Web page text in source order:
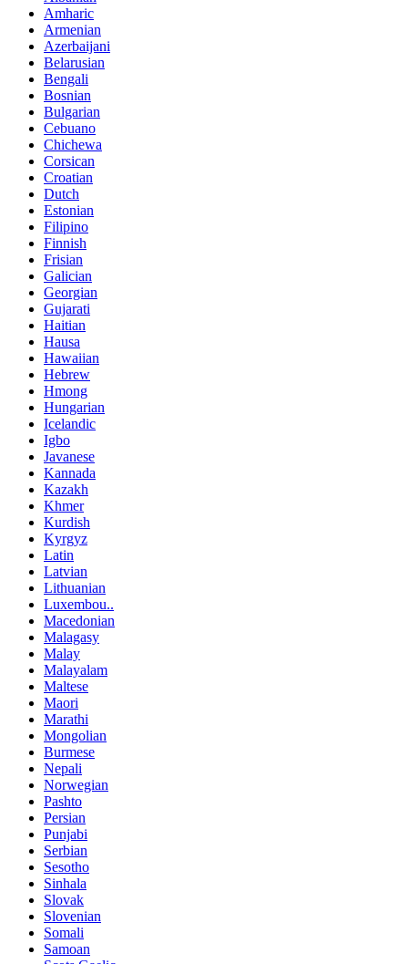
Amharic
Armenian
Azerbaijani
Belarusian
Bengali
Bosnian
Bulgarian
Cebuano
Chichewa
Corsican
Croatian
Dutch
Estonian
Filipino
Finnish
Frisian
Galician
Georgian
Gujarati
Haitian
Hausa
Hawaiian
Hebrew
Hmong
Hungarian
Icelandic
Igbo
Javanese
Kannada
Kazakh
Khmer
Kurdish
Kyrgyz
Latin
Latvian
Lithuanian
Luxembou..
Macedonian
Malagasy
Malay
Malayalam
Maltese
Maori
Marathi
Mongolian
Burmese
Nepali
Norwegian
Pashto
Persian
Punjabi
Serbian
Sesotho
Sinhala
Slovak
Slovenian
Somali
Samoan